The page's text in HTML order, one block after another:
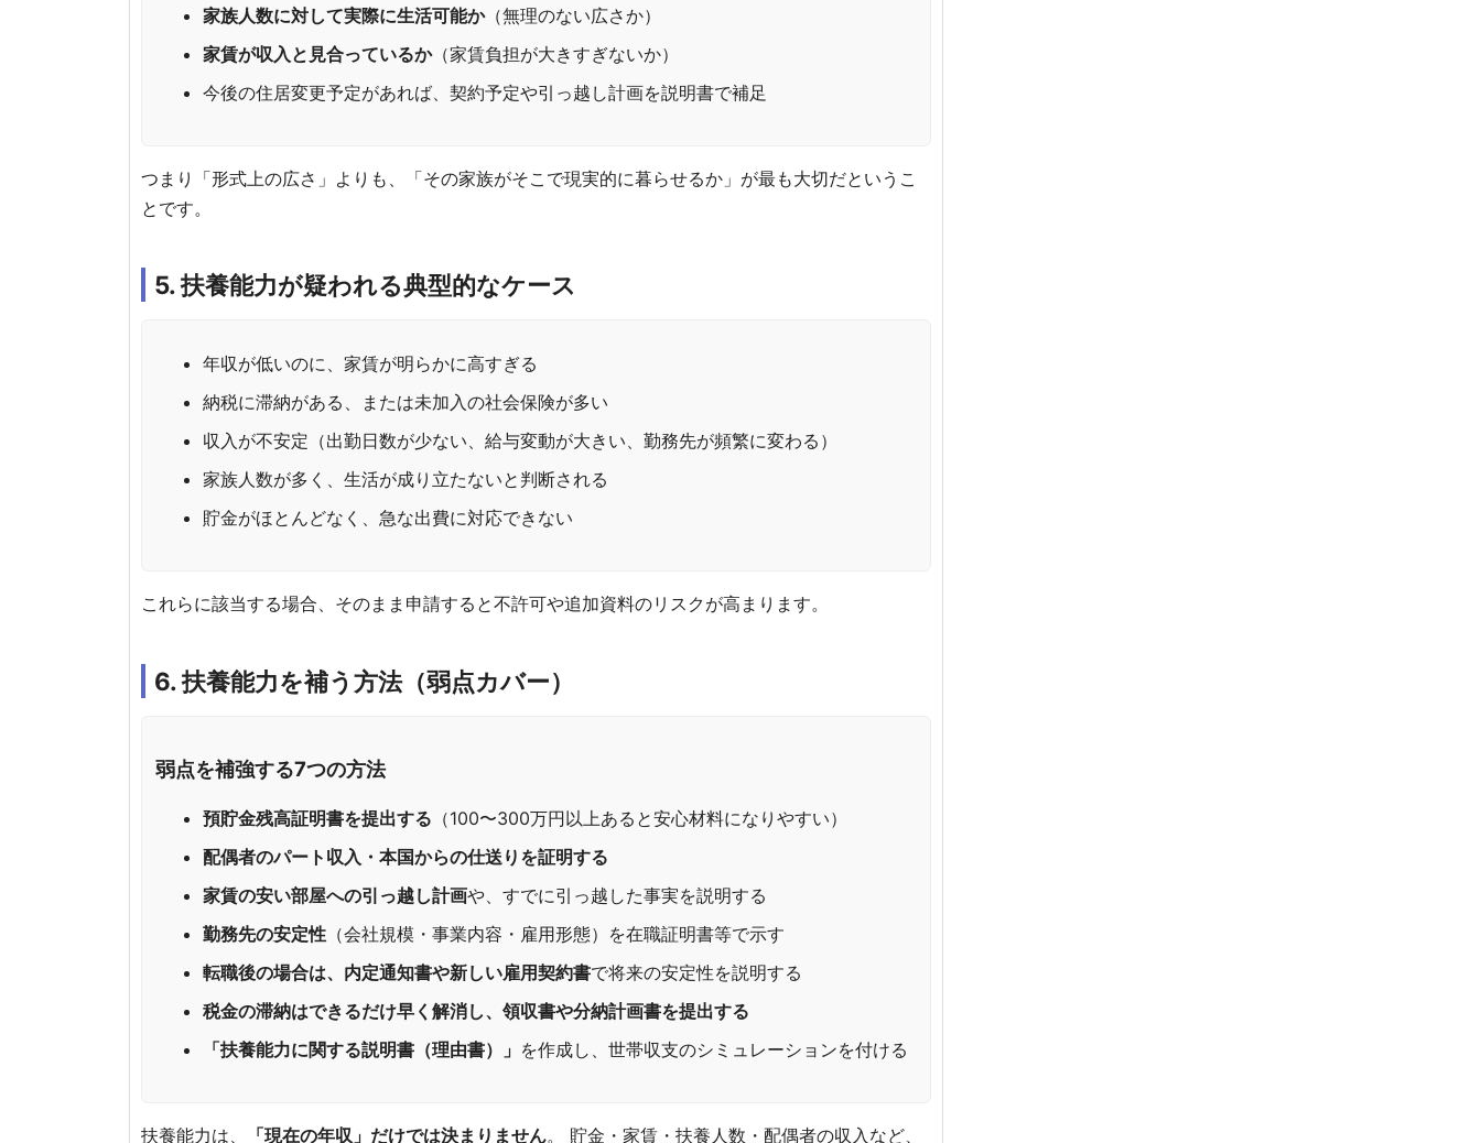
家族人数に対して実際に生活可能か（無理のない広さか）
家賃が収入と見合っているか（家賃負担が大きすぎないか）
今後の住居変更予定があれば、契約予定や引っ越し計画を説明書で補足
つまり「形式上の広さ」よりも、「その家族がそこで現実的に暮らせるか」が最も大切だというこ
とです。
5. 扶養能力が疑われる典型的なケース
年収が低いのに、家賃が明らかに高すぎる
納税に滞納がある、または未加入の社会保険が多い
収入が不安定（出勤日数が少ない、給与変動が大きい、勤務先が頻繁に変わる）
家族人数が多く、生活が成り立たないと判断される
貯金がほとんどなく、急な出費に対応できない
これらに該当する場合、そのまま申請すると不許可や追加資料のリスクが高まります。
6. 扶養能力を補う方法（弱点カバー）
弱点を補強する7つの方法
預貯金残高証明書を提出する （100〜300万円以上あると安心材料になりやすい）
配偶者のパート収入・本国からの仕送りを証明する
家賃の安い部屋への引っ越し計画や、すでに引っ越した事実を説明する
勤務先の安定性 （会社規模・事業内容・雇用形態）を在職証明書等で示す
転職後の場合は、内定通知書や新しい雇用契約書で将来の安定性を説明する
税金の滞納はできるだけ早く解消し、領収書や分納計画書を提出する
「扶養能力に関する説明書（理由書）」 を作成し、世帯収支のシミュレーションを付ける
扶養能力は、 「現在の年収」だけでは決まりません。 貯金・家賃・扶養人数・配偶者の収入など、